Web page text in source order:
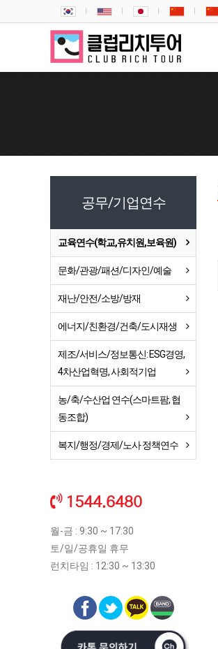
공무/기업연수
교육연수(학교,유치원,보육원)
문화/관광/패션/디자인/예술
재난/안전/소방/방재
에너지/친환경/건축/도시재생
제조/서비스/정보통신: ESG경영,
4차산업혁명, 사회적기업
농/축/수산업 연수(스마트팜, 협
동조합)
복지/행정/경제/노사 정책연수
1544.6480
월-금 : 9:30 ~ 17:30
토/일/공휴일 휴무
런치타임 : 12:30 ~ 13:30